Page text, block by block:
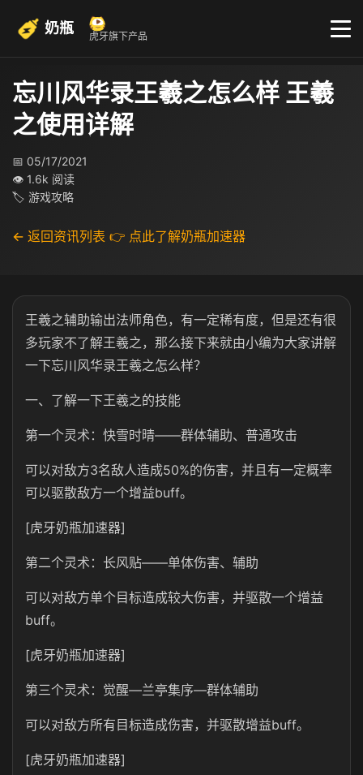
奶瓶 虎牙旗下产品
忘川风华录王羲之怎么样 王羲
之使用详解
📅 05/17/2021
👁 1.6k 阅读
🏷 游戏攻略
← 返回资讯列表 👉 点此了解奶瓶加速器
王羲之辅助输出法师角色，有一定稀有度，但是还有很
多玩家不了解王羲之，那么接下来就由小编为大家讲解
一下忘川风华录王羲之怎么样？
一、了解一下王羲之的技能
第一个灵术：快雪时晴——群体辅助、普通攻击
可以对敌方3名敌人造成50%的伤害，并且有一定概率
可以驱散敌方一个增益buff。
[虎牙奶瓶加速器]
第二个灵术：长风贴——单体伤害、辅助
可以对敌方单个目标造成较大伤害，并驱散一个增益
buff。
[虎牙奶瓶加速器]
第三个灵术：觉醒—兰亭集序—群体辅助
可以对敌方所有目标造成伤害，并驱散增益buff。
[虎牙奶瓶加速器]